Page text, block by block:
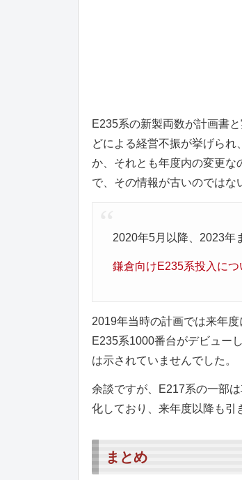
E235系の新製両数が計画書
どによる経営不振が挙げら
か、それとも年度内の変更な
で、その情報が古いのではな
2020年5月以降、2023年
鎌倉向けE235系投入に
2019年当時の計画では来年
E235系1000番台がデビュー
は示されていませんでした。
余談ですが、E217系の一部
化しており、来年度以降も引
まとめ